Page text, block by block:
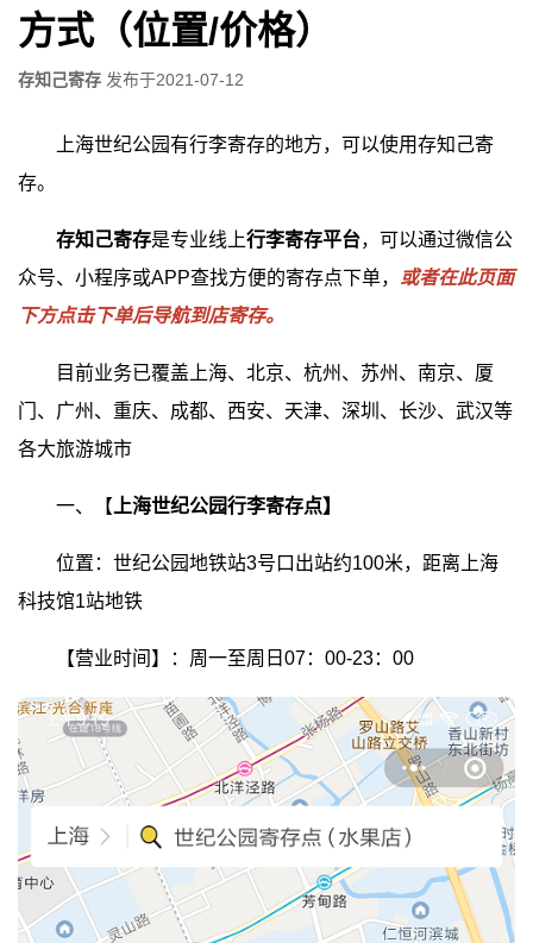
方式（位置/价格）
存知己寄存 发布于2021-07-12
上海世纪公园有行李寄存的地方，可以使用存知己寄
存。
存知己寄存是专业线上行李寄存平台，可以通过微信公
众号、小程序或APP查找方便的寄存点下单， 或者在此页面
下方点击下单后导航到店寄存。
目前业务已覆盖上海、北京、杭州、苏州、南京、厦
门、广州、重庆、成都、西安、天津、深圳、长沙、武汉等
各大旅游城市
一、【 上海世纪公园行李寄存点】
位置：世纪公园地铁站3号口出站约100米，距离上海
科技馆1站地铁
【营业时间】：周一至周日07：00-23：00